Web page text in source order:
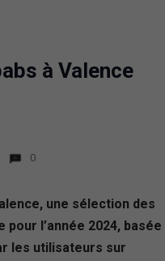
à Valence
0
une sélection des
l’année 2024, basée
les utilisateurs sur